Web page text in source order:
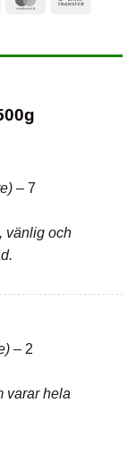
– 7
vänlig och
– 2
varar hela